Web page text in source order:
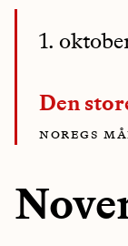
1.
Den
noregs